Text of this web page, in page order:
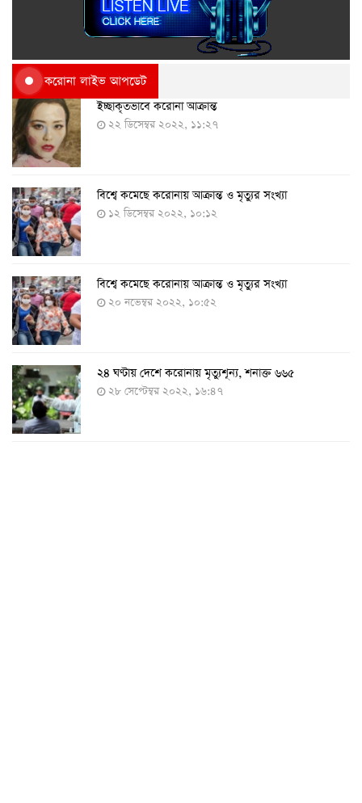
করোনা লাইভ আপডেট
ইচ্ছাকৃতভাবে করোনা আক্রান্ত
২২ ডিসেম্বর ২০২২, ১১:২৭
বিশ্বে কমেছে করোনায় আক্রান্ত ও মৃত্যুর সংখ্যা
১২ ডিসেম্বর ২০২২, ১০:১২
বিশ্বে কমেছে করোনায় আক্রান্ত ও মৃত্যুর সংখ্যা
২০ নভেম্বর ২০২২, ১০:৫২
২৪ ঘণ্টায় দেশে করোনায় মৃত্যুশূন্য, শনাক্ত ৬৬৫
২৮ সেপ্টেম্বর ২০২২, ১৬:৪৭